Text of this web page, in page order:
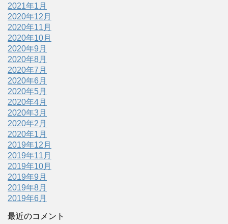
2021年1月
2020年12月
2020年11月
2020年10月
2020年9月
2020年8月
2020年7月
2020年6月
2020年5月
2020年4月
2020年3月
2020年2月
2020年1月
2019年12月
2019年11月
2019年10月
2019年9月
2019年8月
2019年6月
最近のコメント